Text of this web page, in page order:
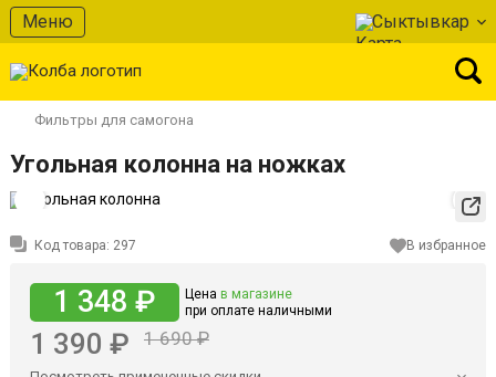
Меню Сыктывкар
Фильтры для самогона
Угольная колонна на ножках
Код товара: 297 В избранное
1 348 ₽ Цена в магазине
при оплате наличными
1 390 ₽ 1 690 ₽